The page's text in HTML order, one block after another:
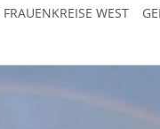
WEST